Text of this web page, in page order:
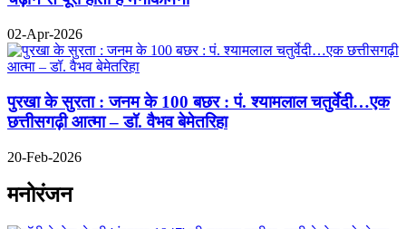
02-Apr-2026
पुरखा के सुरता : जनम के 100 बछर : पं. श्यामलाल चतुर्वेदी…एक
छत्तीसगढ़ी आत्मा – डॉ. वैभव बेमेतरिहा
20-Feb-2026
मनोरंजन